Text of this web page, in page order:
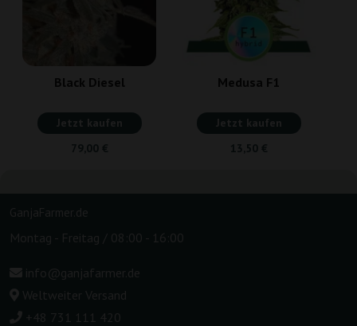
Black Diesel
Jetzt kaufen
79,00 €
Medusa F1
Jetzt kaufen
13,50 €
GanjaFarmer.de
Montag - Freitag / 08:00 - 16:00
info@ganjafarmer.de
Weltweiter Versand
+48 731 111 420